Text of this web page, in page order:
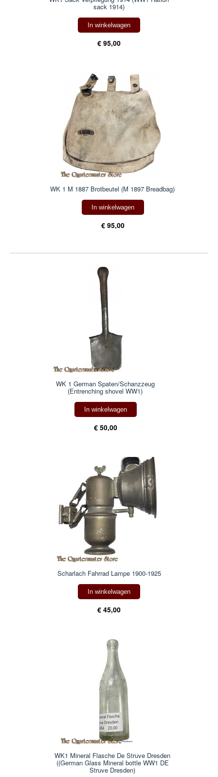
sack 1914)
In winkelwagen
€ 95,00
WK 1 M 1887 Brotbeutel (M 1897 Breadbag)
In winkelwagen
€ 95,00
WK 1 German Spaten/Schanzzeug
(Entrenching shovel WW1)
In winkelwagen
€ 50,00
Scharlach Fahrrad Lampe 1900-1925
In winkelwagen
€ 45,00
WK1 Mineral Flasche De Struve Dresden
((German Glass Mineral bottle WW1 DE
Struve Dresden)